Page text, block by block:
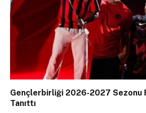
Gençlerbirliği 2026-2027 Sezonu
Tanıttı